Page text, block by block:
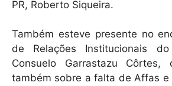
PR, Roberto Siqueira.
Também esteve presente no
de Relações Institucionais
Consuelo Garrastazu Côrtes,
também sobre a falta de Affas e